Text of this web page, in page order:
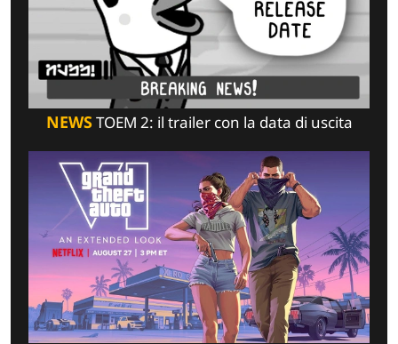
NEWSTOEM 2: il trailer con la data di uscita